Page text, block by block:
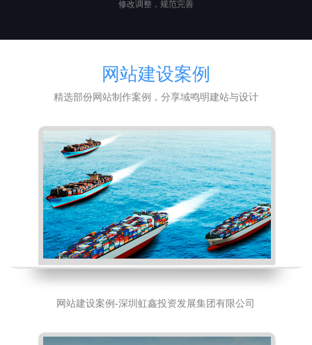
修改调整，规范完善
网站建设案例
精选部份网站制作案例，分享域鸣明建站与设计
网站建设案例-深圳虹鑫投资发展集团有限公司